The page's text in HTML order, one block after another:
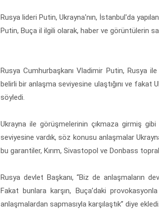
Rusya lideri Putin, Ukrayna'nın, İstanbul'da
Putin, Buça il ilgili olarak, haber ve görüntülerin
Rusya Cumhurbaşkanı Vladimir Putin, Rusya
belirli bir anlaşma seviyesine ulaştığını ve fakat
söyledi.
Ukrayna ile görüşmelerinin çıkmaza girmiş
seviyesine vardık, söz konusu anlaşmalar
bu garantiler, Kırım, Sivastopol ve Donbass
Rusya devlet Başkanı, “Biz de anlaşmaların
Fakat bunlara karşın, Buça’daki
anlaşmalardan sapmasıyla karşılaştık” diye ekledi.